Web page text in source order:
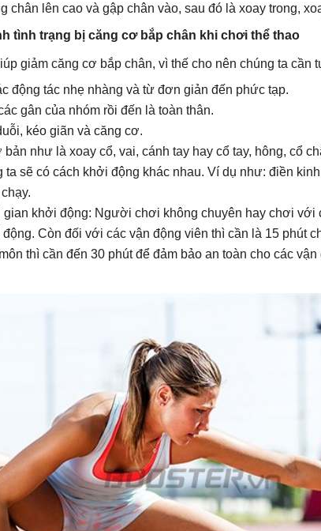
chân lên cao và gập chân vào, sau đó là xoay trong,
tình trạng bị căng cơ bắp chân khi chơi thể thao
giảm căng cơ bắp chân, vì thế cho nên chúng ta cần
động tác nhẹ nhàng và từ đơn giản đến phức tạp.
gân của nhóm rồi đến là toàn thân.
kéo giãn và căng cơ.
bản như là xoay cổ, vai, cánh tay hay cổ tay, hông, cổ
ta sẽ có cách khởi động khác nhau. Ví dụ như: điền
gian khởi động: Người chơi không chuyên hay chơi với
Còn đối với các vận động viên thì cần là 15 phút
thì cần đến 30 phút để đảm bảo an toàn cho các